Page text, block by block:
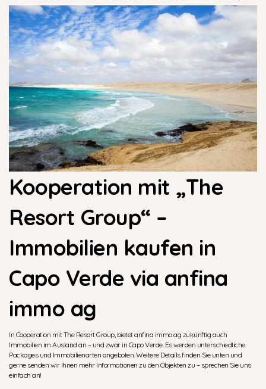
Kooperation mit „The
Resort Group“ –
Immobilien kaufen in
Capo Verde via anfina
immo ag
In Cooperation mit The Resort Group, bietet anfina immo ag zukünftig auch
Immobilien im Ausland an – und zwar in Capo Verde. Es werden unterschiedliche
Packages und Immobilienarten angeboten. Weitere Details finden Sie unten und
gerne senden wir Ihnen mehr Informationen zu den Objekten zu – sprechen Sie uns
einfach an!